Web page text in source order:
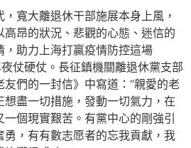
寬大離退休干部施展本身上風，
昂的狀況、悲觀的心態、迷信的
，助力上海打贏疫情防控這場
仗硬仗。長征鎮機關離退休黨支部
們的一封信》中寫道：“親愛的老
盡一切措施，發動一切氣力，在
個現實艱苦。有黨中心的剛強引
，有有數志愿者的忘我貢獻，我